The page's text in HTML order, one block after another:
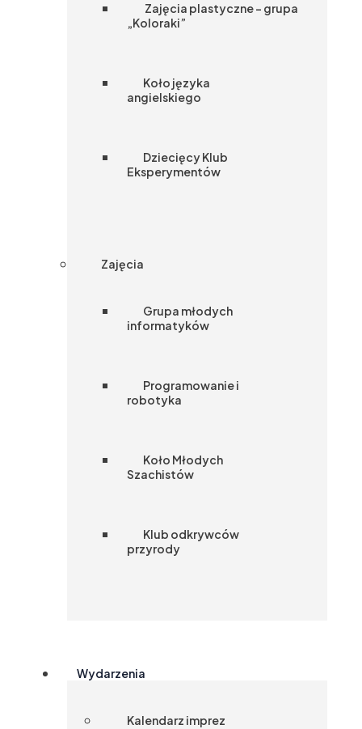
Zajęcia plastyczne – grupa
„Koloraki”
Koło języka
angielskiego
Dziecięcy Klub
Eksperymentów
Zajęcia
Grupa młodych
informatyków
Programowanie i
robotyka
Koło Młodych
Szachistów
Klub odkrywców
przyrody
Wydarzenia
Kalendarz imprez